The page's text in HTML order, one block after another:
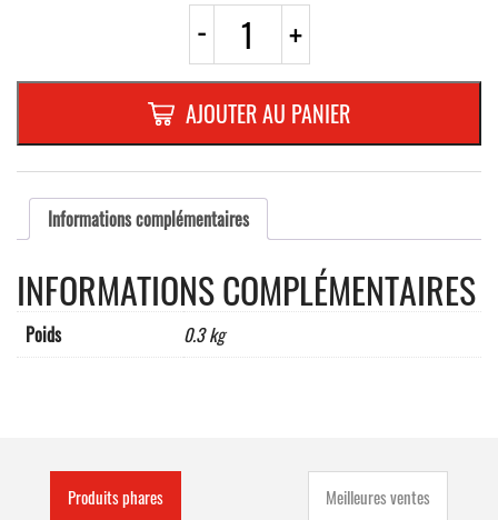
- quantité
NUMERO
EN
ALU-
RELIEF
110
MM
NATURE
"3"
+
AJOUTER AU PANIER
Informations complémentaires
INFORMATIONS COMPLÉMENTAIRES
Poids 0.3 kg
Produits phares Meilleures ventes